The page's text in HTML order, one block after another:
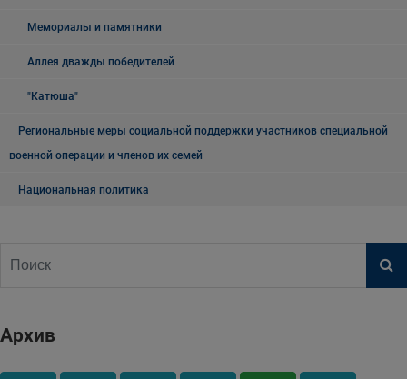
Мемориалы и памятники
Аллея дважды победителей
"Катюша"
Региональные меры социальной поддержки участников специальной
военной операции и членов их семей
Национальная политика
Архив